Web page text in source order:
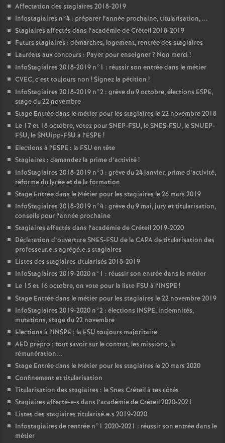
Affectation des stagiaires 2018-2019
Infostagiaires n°4 : préparer l’année prochaine, titularisation, ...
Stagiaires affectés dans l’académie de Créteil 2018-2019
Futurs stagiaires : démarches, logement, rentrée des stagiaires
Lauréats aux concours : Payer pour enseigner? Non merci !
InfoStagiaires 2018-2019 n°1 : réussir son entrée dans le métier
CVEC, c’est toujours non ! Signez la pétition !
InfoStagiaires 2018-2019 n°2 : grève du 9 octobre, élections ESPE,
stage du 22 novembre
Stage Entrée dans le métier pour les stagiaires le 22 novembre 2018
Le 17 et 18 octobre, votez pourSNEP-FSU, leSNES-FSU, leSNUEP-
FSU, le SNUipp-FSU à l’ESPE !
Elections à l’ESPE : la FSU en tête
Stagiaires : demandez la prime d’activité!
InfoStagiaires 2018-2019 n°3 : grève du 24 janvier, prime d’activité,
réforme du lycée et de la formation
Stage Entrée dans le Métier pour les stagiaires le 26 mars 2019
InfoStagiaires 2018-2019 n°4 : grève du 9 mai, jury et titularisation,
conseils pour l’année prochaine
Stagiaires affectés dans l’académie de Créteil 2019-2020
Déclaration d’ouvertureSNES-FSU de la CAPAde titularisation des
professeur.e.s agrégé.e.s stagiaires
Listes des stagiaires titularisés 2018-2019
InfoStagiaires 2019-2020 n°1 : réussir son entrée dans le métier
Le 15 et 16 octobre, on vote pour la liste FSU à l’INSPE !
Stage Entrée dans le métier pour les stagiaires le 22 novembre 2019
InfoStagiaires 2019-2020 n°2 : élections INSPE, indemnités,
mutations, stage du 22 novembre
Elections à l’INSPE : la FSU toujours majoritaire
AED prépro : tout savoir sur le contrat, les missions, la
rémunération...
Stage Entrée dans le Métier pour les stagiaires le 20 mars 2020
Confinement et titularisation
Titularisation des stagiaires : le Snes Créteil à tes côtés
Stagiaires affecté-e-s dans l’académie de Créteil 2020-2021
Listes des stagiaires titularisé.e.s 2019-2020
Infostagiaires de rentrée n°1 2020-2021 : réussir son entrée dans le
métier